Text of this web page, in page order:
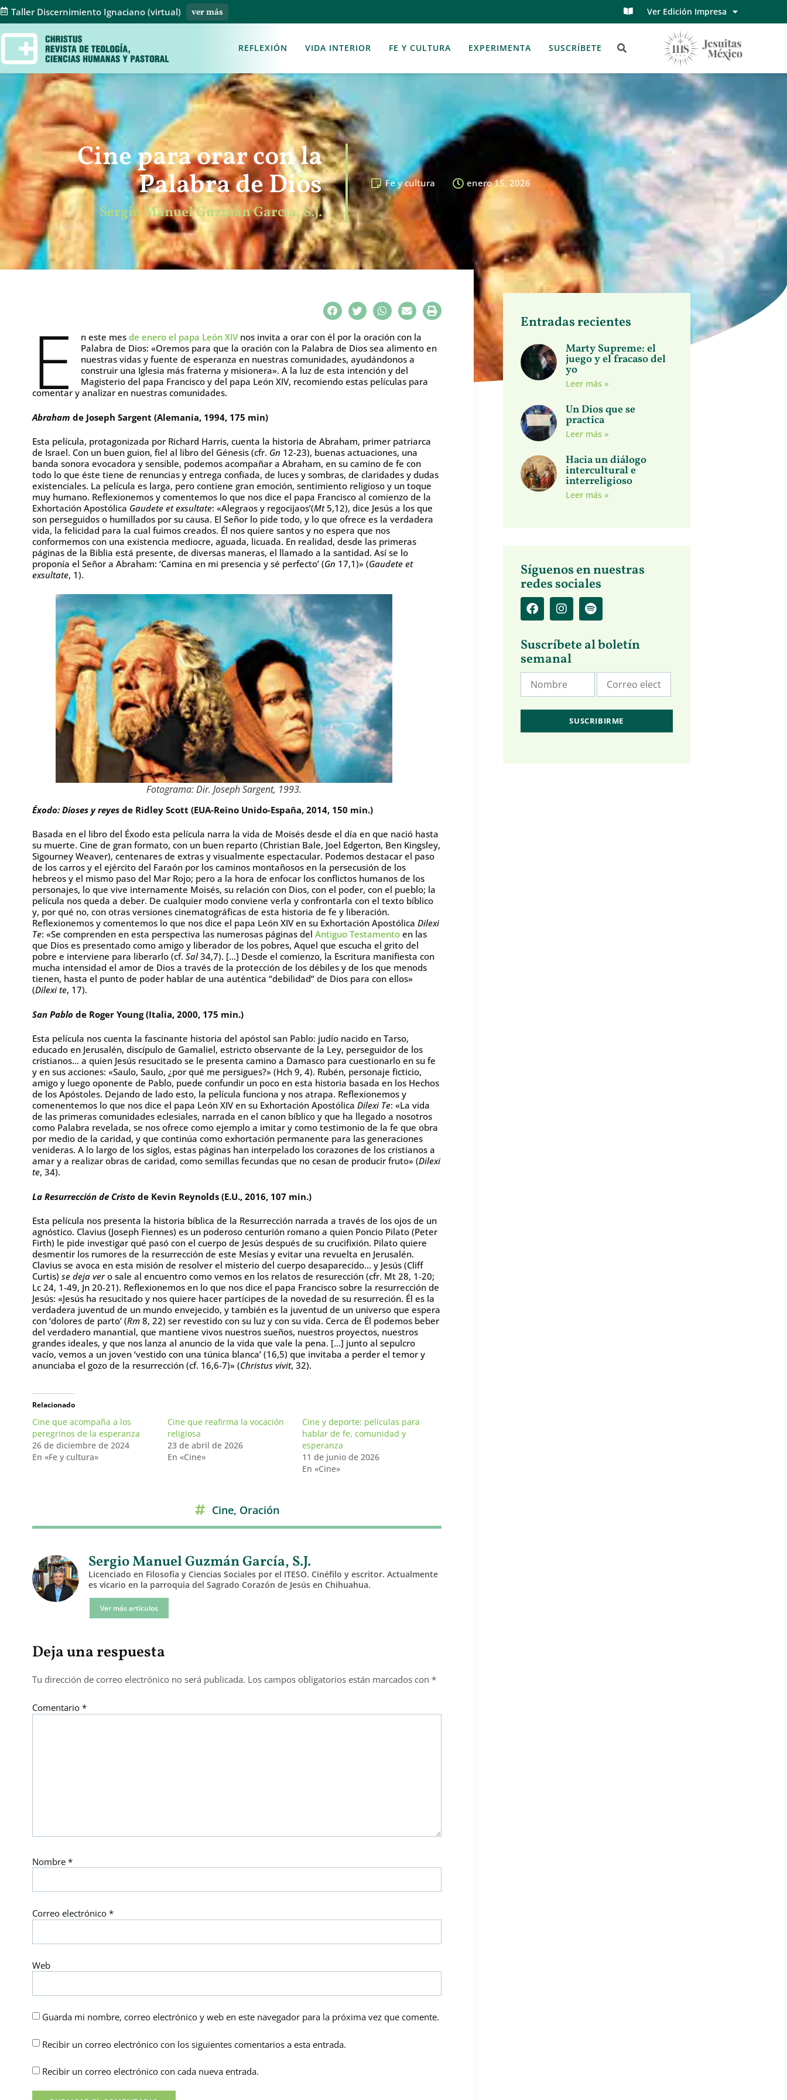
Taller Discernimiento Ignaciano (virtual) ver más Ver Edición Impresa
REFLEXIÓN VIDA INTERIOR FE Y CULTURA EXPERIMENTA SUSCRÍBETE
Cine para orar con la
Palabra de Dios
Sergio Manuel Guzmán García, S.J.
Fe y cultura enero 15, 2026
E n este mes de enero el papa León XIVnos invita a orar con él por la oración con la
Palabra de Dios: «Oremos para que la oración con la Palabra de Dios sea alimento en
nuestras vidas y fuente de esperanza en nuestras comunidades, ayudándonos a
construir una Iglesia más fraterna y misionera». A la luz de esta intención y del
Magisterio del papa Francisco y del papa León XIV, recomiendo estas películas para
comentar y analizar en nuestras comunidades.
Abraham de Joseph Sargent (Alemania, 1994, 175 min)
Esta película, protagonizada por Richard Harris, cuenta la historia de Abraham, primer patriarca
de Israel. Con un buen guion, fiel al libro del Génesis (cfr. Gn 12-23), buenas actuaciones, una
banda sonora evocadora y sensible, podemos acompañar a Abraham, en su camino de fe con
todo lo que éste tiene de renuncias y entrega confiada, de luces y sombras, de claridades y dudas
existenciales. La película es larga, pero contiene gran emoción, sentimiento religioso y un toque
muy humano. Reflexionemos y comentemos lo que nos dice el papa Francisco al comienzo de la
Exhortación Apostólica Gaudete et exsultate: «Alegraos y regocijaos’(Mt5,12), dice Jesús a los que
son perseguidos o humillados por su causa. El Señor lo pide todo, y lo que ofrece es la verdadera
vida, la felicidad para la cual fuimos creados. Él nos quiere santos y no espera que nos
conformemos con una existencia mediocre, aguada, licuada. En realidad, desde las primeras
páginas de la Biblia está presente, de diversas maneras, el llamado a la santidad. Así se lo
proponía el Señor a Abraham: ‘Camina en mi presencia y sé perfecto’ (Gn 17,1)» (Gaudete et
exsultate, 1).
Fotograma: Dir. Joseph Sargent, 1993.
Éxodo: Dioses y reyes de Ridley Scott (EUA-Reino Unido-España, 2014, 150 min.)
Basada en el libro del Éxodo esta película narra la vida de Moisés desde el día en que nació hasta
su muerte. Cine de gran formato, con un buen reparto (Christian Bale, Joel Edgerton, Ben Kingsley,
Sigourney Weaver), centenares de extras y visualmente espectacular. Podemos destacar el paso
de los carros y el ejército del Faraón por los caminos montañosos en la persecusión de los
hebreos y el mismo paso del Mar Rojo; pero a la hora de enfocar los conflictos humanos de los
personajes, lo que vive internamente Moisés, su relación con Dios, con el poder, con el pueblo; la
película nos queda a deber. De cualquier modo conviene verla y confrontarla con el texto bíblico
y, por qué no, con otras versiones cinematográficas de esta historia de fe y liberación.
Reflexionemos y comentemos lo que nos dice el papa León XIV en su Exhortación Apostólica Dilexi
Te: «Se comprenden en esta perspectiva las numerosas páginas del Antiguo Testamento en las
que Dios es presentado como amigo y liberador de los pobres, Aquel que escucha el grito del
pobre e interviene para liberarlo (cf. Sal34,7). […] Desde el comienzo, la Escritura manifiesta con
mucha intensidad el amor de Dios a través de la protección de los débiles y de los que menods
tienen, hasta el punto de poder hablar de una auténtica “debilidad” de Dios para con ellos»
(Dilexi te, 17).
San Pablo de Roger Young (Italia, 2000, 175 min.)
Esta película nos cuenta la fascinante historia del apóstol san Pablo: judío nacido en Tarso,
educado en Jerusalén, discípulo de Gamaliel, estricto observante de la Ley, perseguidor de los
cristianos… a quien Jesús resucitado se le presenta camino a Damasco para cuestionarlo en su fe
y en sus acciones: «Saulo, Saulo, ¿por qué me persigues?» (Hch 9, 4). Rubén, personaje ficticio,
amigo y luego oponente de Pablo, puede confundir un poco en esta historia basada en los Hechos
de los Apóstoles. Dejando de lado esto, la película funciona y nos atrapa. Reflexionemos y
comenentemos lo que nos dice el papa León XIV en su Exhortación Apostólica Dilexi Te: «La vida
de las primeras comunidades eclesiales, narrada en el canon bíblico y que ha llegado a nosotros
como Palabra revelada, se nos ofrece como ejemplo a imitar y como testimonio de la fe que obra
por medio de la caridad, y que continúa como exhortación permanente para las generaciones
venideras. A lo largo de los siglos, estas páginas han interpelado los corazones de los cristianos a
amar y a realizar obras de caridad, como semillas fecundas que no cesan de producir fruto» (Dilexi
te, 34).
La Resurrección de Cristo de Kevin Reynolds (E.U., 2016, 107 min.)
Esta película nos presenta la historia bíblica de la Resurrección narrada a través de los ojos de un
agnóstico. Clavius (Joseph Fiennes) es un poderoso centurión romano a quien Poncio Pilato (Peter
Firth) le pide investigar qué pasó con el cuerpo de Jesús después de su crucifixión. Pilato quiere
desmentir los rumores de la resurrección de este Mesías y evitar una revuelta en Jerusalén.
Clavius se avoca en esta misión de resolver el misterio del cuerpo desaparecido… y Jesús (Cliff
Curtis) se deja vero sale al encuentro como vemos en los relatos de resurección (cfr. Mt 28, 1-20;
Lc 24, 1-49, Jn 20-21). Reflexionemos en lo que nos dice el papa Francisco sobre la resurrección de
Jesús: «Jesús ha resucitado y nos quiere hacer partícipes de la novedad de su resurreción. Él es la
verdadera juventud de un mundo envejecido, y también es la juventud de un universo que espera
con ‘dolores de parto’ (Rm 8, 22) ser revestido con su luz y con su vida. Cerca de Él podemos beber
del verdadero manantial, que mantiene vivos nuestros sueños, nuestros proyectos, nuestros
grandes ideales, y que nos lanza al anuncio de la vida que vale la pena. […] junto al sepulcro
vacío, vemos a un joven ‘vestido con una túnica blanca’ (16,5) que invitaba a perder el temor y
anunciaba el gozo de la resurrección (cf. 16,6-7)» (Christus vivit, 32).
Relacionado
Cine que acompaña a los
peregrinos de la esperanza
26 de diciembre de 2024
En «Fe y cultura»
Cine que reafirma la vocación
religiosa
23 de abril de 2026
En «Cine»
Cine y deporte: películas para
hablar de fe, comunidad y
esperanza
11 de junio de 2026
En «Cine»
Cine, Oración
Sergio Manuel Guzmán García, S.J.
Licenciado en Filosofía y Ciencias Sociales por el ITESO. Cinéfilo y escritor. Actualmente
es vicario en la parroquia del Sagrado Corazón de Jesús en Chihuahua.
Ver más artículos
Deja una respuesta
Tu dirección de correo electrónico no será publicada. Los campos obligatorios están marcados con *
Comentario *
Nombre *
Correo electrónico *
Web
Guarda mi nombre, correo electrónico y web en este navegador para la próxima vez que comente.
Recibir un correo electrónico con los siguientes comentarios a esta entrada.
Recibir un correo electrónico con cada nueva entrada.
Entradas recientes
Marty Supreme: el
juego y el fracaso del
yo
Leer más »
Un Dios que se
practica
Leer más »
Hacia un diálogo
intercultural e
interreligioso
Leer más »
Síguenos en nuestras
redes sociales
Suscríbete al boletín
semanal